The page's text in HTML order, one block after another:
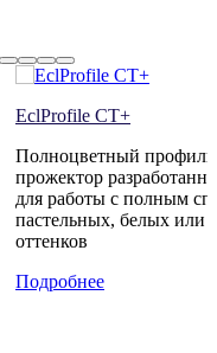
EclProfile CT+
Полноцветный
прожектор
для работы с полным
пастельных, белых или
оттенков
Подробнее